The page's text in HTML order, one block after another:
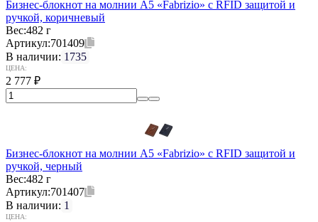
Бизнес-блокнот на молнии А5 «Fabrizio» с RFID защитой и
ручкой, коричневый
Вес:482 г
Артикул:701409
В наличии: 1735
ЦЕНА:
2 777 ₽
Бизнес-блокнот на молнии А5 «Fabrizio» с RFID защитой и
ручкой, черный
Вес:482 г
Артикул:701407
В наличии: 1
ЦЕНА: